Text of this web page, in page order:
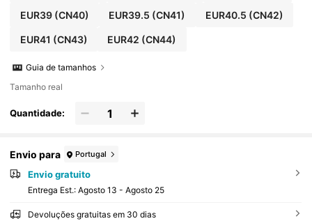
EUR39(CN40) EUR39.5 (CN41) EUR40.5 (CN42)
EUR41 (CN43) EUR42 (CN44)
Guia de tamanhos
Tamanho real
Quantidade:
Envio para Portugal
Envio gratuito
Entrega Est.: Agosto 13 - Agosto 25
Devoluções gratuitas em 30 dias